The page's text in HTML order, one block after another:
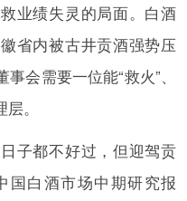
业绩失灵的局面。白酒
省内被古井贡酒强势压
会需要一位能“救火”、
。
子都不好过，但迎驾贡
国白酒市场中期研究报